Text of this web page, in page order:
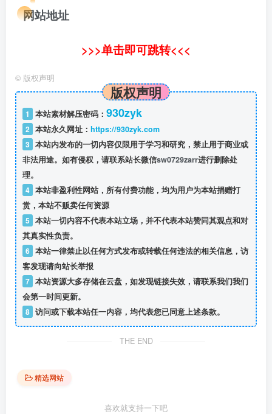
网站地址
>>>单击即可跳转<<<
© 版权声明
版权声明
1 本站素材解压密码： 930zyk
2 本站永久网址： https://930zyk.com
3 本站内发布的一切内容仅限用于学习和研究，禁止用于商业或
非法用途。如有侵权，请联系站长微信sw0729zarr进行删除处
理。
4 本站非盈利性网站，所有付费功能，均为用户为本站捐赠打
赏，本站不贩卖任何资源
5 本站一切内容不代表本站立场，并不代表本站赞同其观点和对
其真实性负责。
6 本站一律禁止以任何方式发布或转载任何违法的相关信息，访
客发现请向站长举报
7 本站资源大多存储在云盘，如发现链接失效，请联系我们我们
会第一时间更新。
8 访问或下载本站任一内容，均代表您已同意上述条款。
THE END
精选网站
喜欢就支持一下吧